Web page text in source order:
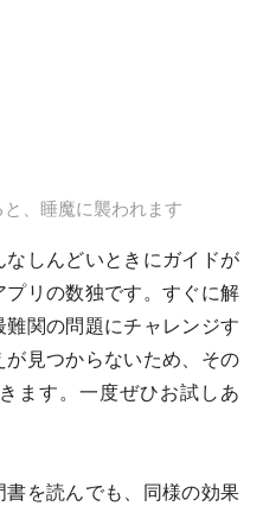
、睡魔に襲われます
しんどいときにガイドが
リの数独です。すぐに解
関の問題にチャレンジす
見つからないため、その
ます。一度ぜひお試しあ
を読んでも、同様の効果